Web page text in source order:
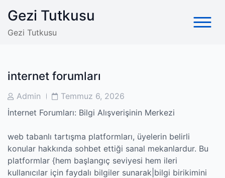
content
Gezi Tutkusu
Gezi Tutkusu
internet forumları
PostAdmin
PostTemmuz 6, 2026
İnternet Forumları: Bilgi Alışverişinin Merkezi
web tabanlı tartışma platformları, üyelerin belirli
konular hakkında sohbet ettiği sanal mekanlardur. Bu
platformlar {hem başlangıç seviyesi hem ileri
kullanıcılar için faydalı bilgiler sunarak|bilgi birikimini